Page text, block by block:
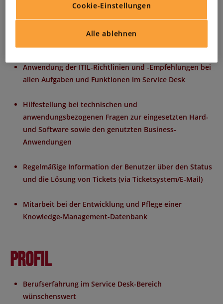
Anwenderberatung und -unterstützung bei der
Beauftragung von IT-Services und Endgeräten sowie bei
Anwendung der ITIL-Richtlinien und -Empfehlungen bei
allen Aufgaben und Funktionen im Service Desk
Hilfestellung bei technischen und
anwendungsbezogenen Fragen zur eingesetzten Hard-
und Software sowie den genutzten Business-
Anwendungen
Regelmäßige Information der Benutzer über den Status
und die Lösung von Tickets (via Ticketsystem/E-Mail)
Mitarbeit bei der Entwicklung und Pflege einer
Knowledge-Management-Datenbank
Profil
Berufserfahrung im Service Desk-Bereich
wünschenswert
Cookie-Einstellungen
Alle ablehnen